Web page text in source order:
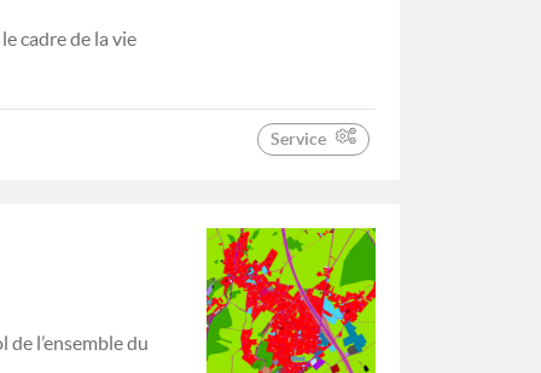
cadre de la vie
Service
l’ensemble du